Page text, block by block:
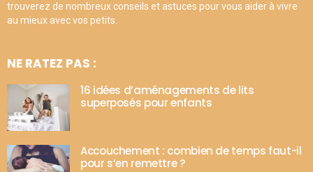
trouverez de nombreux conseils et astuces pour vous aider à vivre
au mieux avec vos petits.
NE RATEZ PAS :
16 idées d’aménagements de lits
superposés pour enfants
Accouchement : combien de temps faut-il
pour s’en remettre ?